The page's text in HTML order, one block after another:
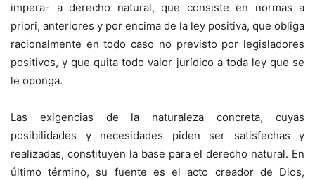
impera- a derecho natural, que consiste en normas a
priori, anteriores y por encima de la ley positiva, que obliga
racionalmente en todo caso no previsto por legisladores
positivos, y que quita todo valor jurídico a toda ley que se
le oponga.
Las exigencias de la naturaleza concreta, cuyas
posibilidades y necesidades piden ser satisfechas y
realizadas, constituyen la base para el derecho natural. En
último término, su fuente es el acto creador de Dios,